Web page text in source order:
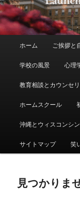
ホーム ご挨拶と
学校の風景 心理
教育相談とカウンセ
ホームスクール
沖縄とウィスコンシ
サイトマップ 笑
見つかりま